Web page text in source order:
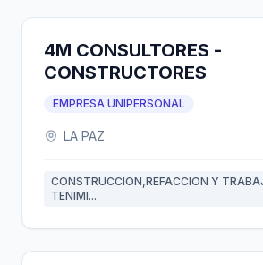
4M CONSULTORES -
CONSTRUCTORES
EMPRESA UNIPERSONAL
LA PAZ
CONSTRUCCION,REFACCION Y
TENIMI...